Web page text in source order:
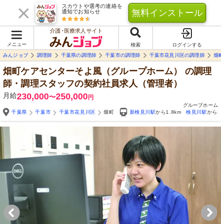
スカウトや選考の連絡を
通知でお知らせ
無料インストール
メニュー
介護･医療求人サイト
検索
ログインする
みんジョブ
調理師 千葉県の調理師 千葉市の調理師 千葉市花見川区の調理師 畑
畑町ケアセンターそよ風（グループホーム）
の調理
師・調理スタッフの契約社員求人（管理者）
月給230,000〜250,000円
グループホーム
千葉県
千葉市 千葉市花見川区 畑町 新検見川駅から1.8km 検見川駅から